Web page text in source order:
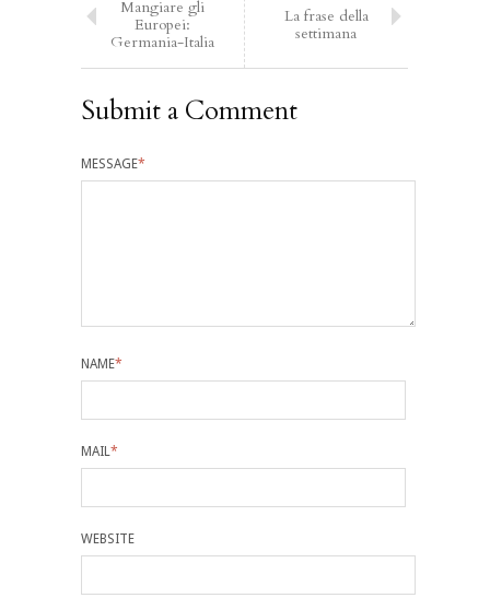
Mangiare gli
Europei:
Germania-Italia
La frase della
settimana
Submit a Comment
MESSAGE*
NAME*
MAIL*
WEBSITE